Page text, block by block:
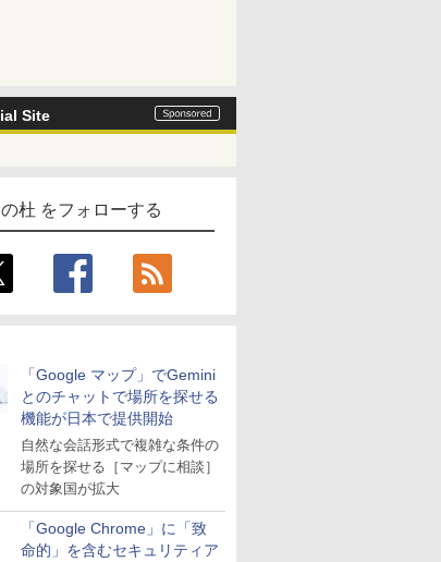
Site
杜 をフォローする
「Google マップ」でGemini
とのチャットで場所を探せる
機能が日本で提供開始
自然な会話形式で複雑な条件の
場所を探せる［マップに相談］
の対象国が拡大
「Google Chrome」に「致
命的」を含むセキュリティア